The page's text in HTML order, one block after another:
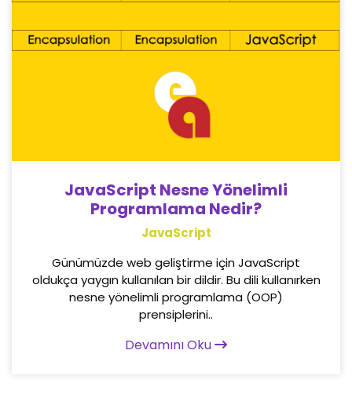
JavaScript Nesne Yönelimli
Programlama Nedir?
JavaScript
Günümüzde web geliştirme için JavaScript
oldukça yaygın kullanılan bir dildir. Bu dili kullanırken
nesne yönelimli programlama (OOP)
prensiplerini..
Devamını Oku